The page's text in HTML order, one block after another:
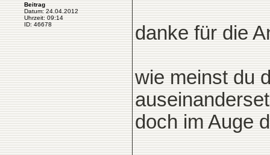
Beitrag
Datum: 24.04.2012
Uhrzeit: 09:14
ID: 46678
danke für die
wie meinst du
doch im Auge